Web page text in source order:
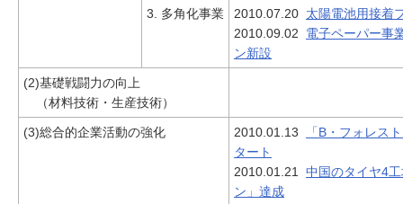
3. 多角化事業 2010.07.20 太陽電池用接着
2010.09.02 電子ペーパー事
ン新設
(2)基礎戦闘力の向上
（材料技術・生産技術）
(3)総合的企業活動の強化 2010.01.13
「B・フォレス
タート
2010.01.21 中国のタイヤ4
ン」達成